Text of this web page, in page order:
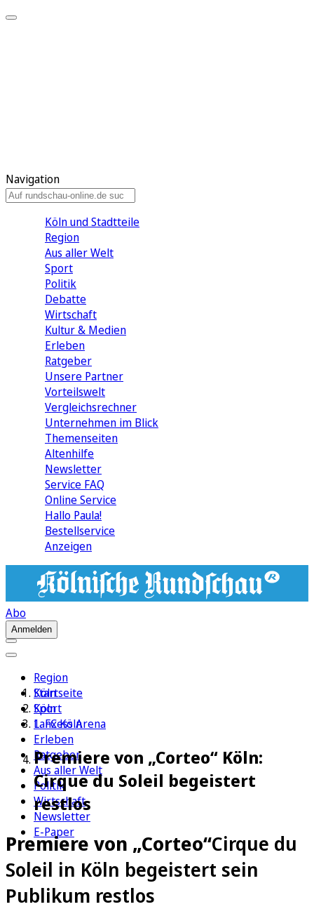
Navigation
Köln und Stadtteile
Region
Aus aller Welt
Sport
Politik
Debatte
Wirtschaft
Kultur & Medien
Erleben
Ratgeber
Unsere Partner
Vorteilswelt
Vergleichsrechner
Unternehmen im Blick
Themenseiten
Altenhilfe
Newsletter
Service FAQ
Online Service
Hallo Paula!
Bestellservice
Anzeigen
Abo
Anmelden
Region
Köln
Sport
1. FC Köln
Erleben
Ratgeber
Aus aller Welt
Politik
Wirtschaft
Newsletter
E-Paper
Startseite
Köln
Lanxess Arena
Premiere von „Corteo“ Köln:
Cirque du Soleil begeistert
restlos
Premiere von „Corteo“Cirque du
Soleil in Köln begeistert sein
Publikum restlos